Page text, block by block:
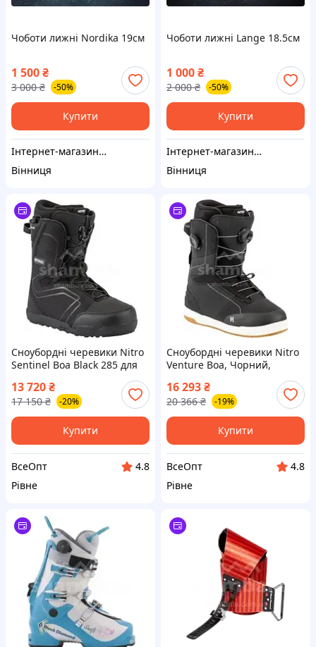
Чоботи лижні Nordika 19см
1 500₴
3 000 ₴ -50%
Купити
Інтернет-магазин "MULTI BOX"
Вінниця
Чоботи лижні Lange 18.5см
1 000₴
2 000 ₴ -50%
Купити
Інтернет-магазин "MULTI BOX"
Вінниця
Сноубордні черевики Nitro
Sentinel Boa Black 285 для
13 720₴
17 150 ₴ -20%
Купити
ВсеОпт
4.8
Рівне
Сноубордні черевики Nitro
Venture Boa, Чорний,
16 293₴
20 366 ₴ -19%
Купити
ВсеОпт
4.8
Рівне